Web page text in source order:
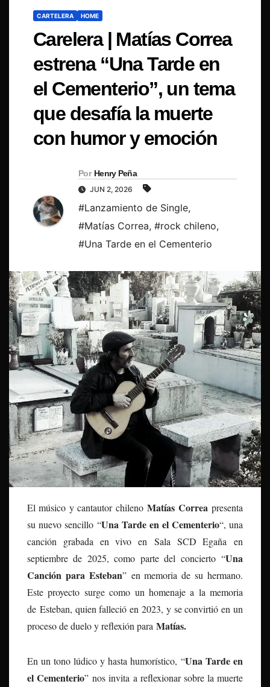
CARTELERA HOME
Carelera | Matías Correa
estrena “Una Tarde en
el Cementerio”, un tema
que desafía la muerte
con humor y emoción
Por Henry Peña
JUN 2, 2026
#Lanzamiento de Single,
#Matías Correa, #rock chileno,
#Una Tarde en el Cementerio
El músico y cantautor chilenoMatías Correa presenta
su nuevo sencillo “Una Tarde en el Cementerio“, una
canción grabada en vivo en Sala SCD Egaña en
septiembre de 2025, como parte del concierto “Una
Canción para Esteban” en memoria de su hermano.
Este proyecto surge como un homenaje a la memoria
de Esteban, quien falleció en 2023, y se convirtió en un
proceso de duelo y reflexión para Matías.
En un tono lúdico y hasta humorístico, “Una Tarde en
el Cementerio” nos invita a reflexionar sobre la muerte